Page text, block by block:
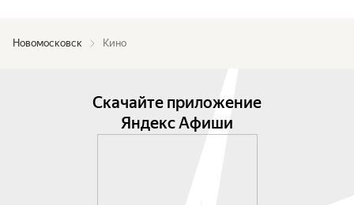
Новомосковск Кино
Скачайте приложение
Яндекс Афиши